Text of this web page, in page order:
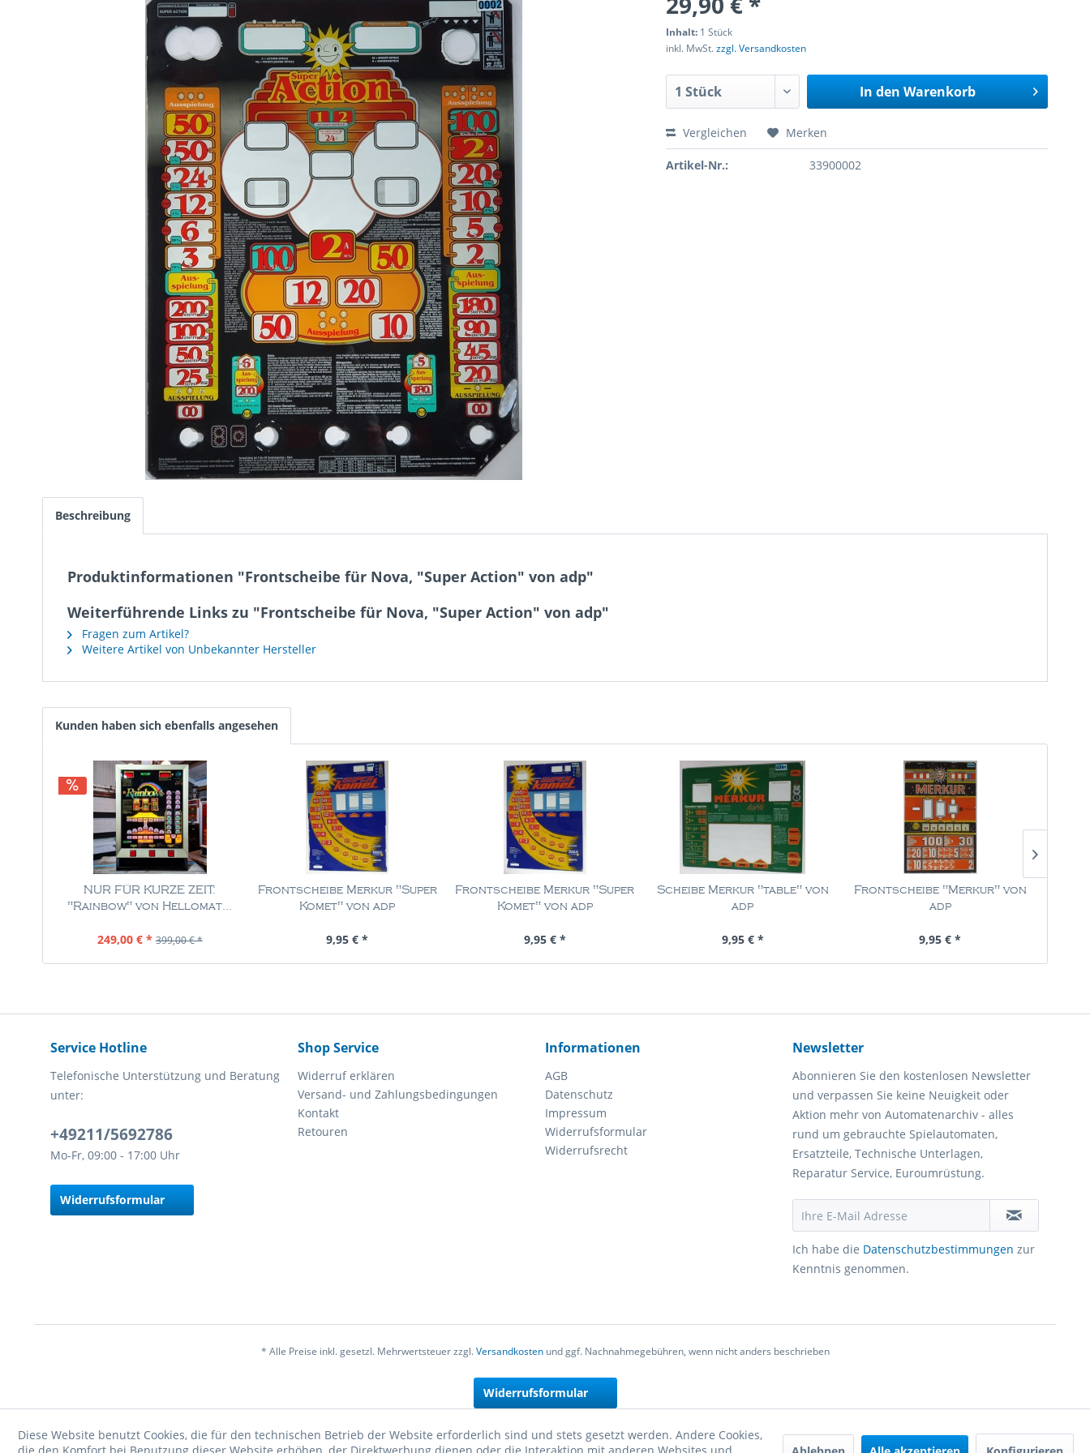
Inhalt: 1 Stück
inkl. MwSt.zzgl. Versandkosten
In den Warenkorb
Vergleichen Merken
Artikel-Nr.: 33900002
Beschreibung
Produktinformationen "Frontscheibe für Nova, "Super Action" von adp"
Weiterführende Links zu "Frontscheibe für Nova, "Super Action" von adp"
Fragen zum Artikel?
Weitere Artikel von Unbekannter Hersteller
Kunden haben sich ebenfalls angesehen
NUR FÜR KURZE ZEIT:
"Rainbow" von Hellomat...
Inhalt1 Stück
249,00 € * 399,00 € *
Frontscheibe Merkur "Super
Komet" von adp
Inhalt1 Stück
9,95 € *
Frontscheibe Merkur "Super
Komet" von adp
Inhalt1 Stück
9,95 € *
Scheibe Merkur "table" von
adp
Inhalt1 Stück
9,95 € *
Frontscheibe "Merkur" von
adp
Inhalt1 Stück
9,95 € *
Service Hotline
Telefonische Unterstützung und Beratung
unter:
+49211/5692786
Mo-Fr, 09:00 - 17:00 Uhr
Widerrufsformular
Shop Service
Widerruf erklären
Versand- und Zahlungsbedingungen
Kontakt
Retouren
Informationen
AGB
Datenschutz
Impressum
Widerrufsformular
Widerrufsrecht
Newsletter
Abonnieren Sie den kostenlosen Newsletter
und verpassen Sie keine Neuigkeit oder
Aktion mehr von Automatenarchiv - alles
rund um gebrauchte Spielautomaten,
Ersatzteile, Technische Unterlagen,
Reparatur Service, Euroumrüstung.
Ich habe die Datenschutzbestimmungen zur
Kenntnis genommen.
* Alle Preise inkl. gesetzl. Mehrwertsteuer zzgl.Versandkostenund ggf. Nachnahmegebühren, wenn nicht anders beschrieben
Widerrufsformular
Diese Website benutzt Cookies, die für den technischen Betrieb der Website erforderlich sind und stets gesetzt werden. Andere Cookies,